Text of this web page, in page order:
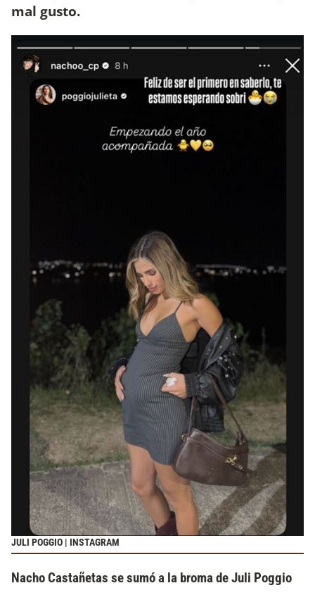
mal gusto.
JULI POGGIO | INSTAGRAM
Nacho Castañetas se sumó a la broma de Juli Poggio